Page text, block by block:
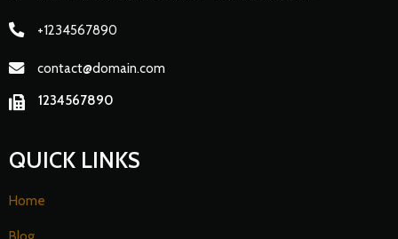
+1234567890
contact@domain.com
1234567890
QUICK LINKS
Home